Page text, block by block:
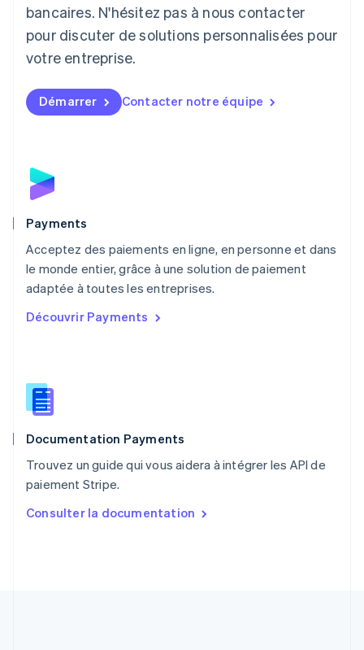
bancaires. N'hésitez pas à nous contacter
pour discuter de solutions personnalisées pour
votre entreprise.
Démarrer Contacter notre équipe
Payments
Acceptez des paiements en ligne, en personne et dans
le monde entier, grâce à une solution de paiement
adaptée à toutes les entreprises.
Découvrir Payments
Documentation Payments
Trouvez un guide qui vous aidera à intégrer les API de
paiement Stripe.
Consulter la documentation
Lituanie
Luxembourg
FrançaisDeutschEnglish
English简体中文
Malte
Norvège
English
English
NederlandsEnglish
Pologne
English
PortuguêsEnglish
English
Roumanie
Royaume-Uni
Singapour
English 简体中文
English